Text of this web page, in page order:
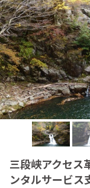
三段峡アクセス
ンタルサービス